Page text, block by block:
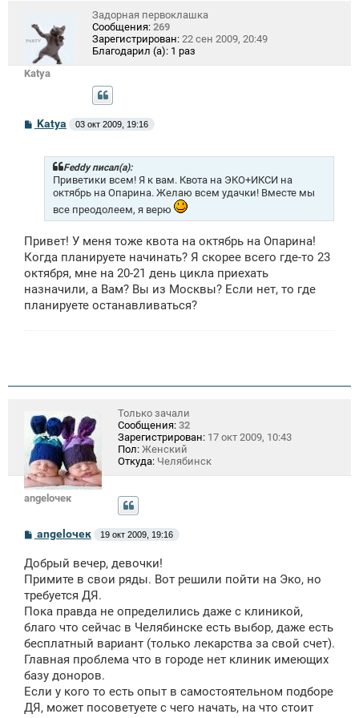
Katya
Задорная первоклашка
Сообщения: 269
Зарегистрирован: 22 сен 2009, 20:49
Благодарил (а): 1 раз
С
о
Katya 03 окт 2009, 19:16
Feddy писал(а):
Приветики всем! Я к вам. Квота на ЭКО+ИКСИ на
октябрь на Опарина. Желаю всем удачки! Вместе мы
все преодолеем, я верю
Привет! У меня тоже квота на октябрь на Опарина!
Когда планируете начинать? Я скорее всего где-то 23
октября, мне на 20-21 день цикла приехать
назначили, а Вам? Вы из Москвы? Если нет, то где
планируете останавливаться?
angelочек
Только зачали
Сообщения: 32
Зарегистрирован: 17 окт 2009, 10:43
Пол: Женский
Откуда: Челябинск
С
о
б
щ
е
н
и
angelочек 19 окт 2009, 19:16
Добрый вечер, девочки!
Примите в свои ряды. Вот решили пойти на Эко, но
требуется ДЯ.
Пока правда не определились даже с клиникой,
благо что сейчас в Челябинске есть выбор, даже есть
бесплатный вариант (только лекарства за свой счет).
Главная проблема что в городе нет клиник имеющих
базу доноров.
Если у кого то есть опыт в самостоятельном подборе
ДЯ, может посоветуете с чего начать, на что стоит